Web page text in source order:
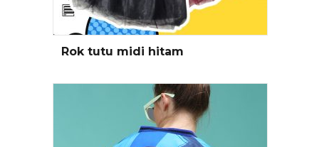
Baca Selengkapnya
Rok tutu midi hitam